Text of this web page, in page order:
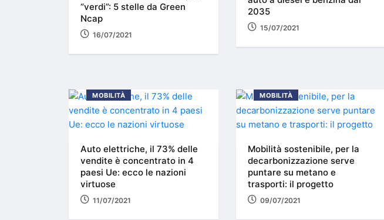
“verdi”: 5 stelle da Green
Ncap
16/07/2021
2035
15/07/2021
MOBILITÀ
Auto elettriche, il 73% delle
vendite è concentrato in 4
paesi Ue: ecco le nazioni
virtuose
11/07/2021
MOBILITÀ
Mobilità sostenibile, per la
decarbonizzazione serve
puntare su metano e
trasporti: il progetto
09/07/2021